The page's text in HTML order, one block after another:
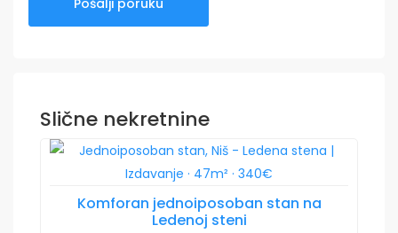
Slične nekretnine
Komforan jednoiposoban stan na
Ledenoj steni